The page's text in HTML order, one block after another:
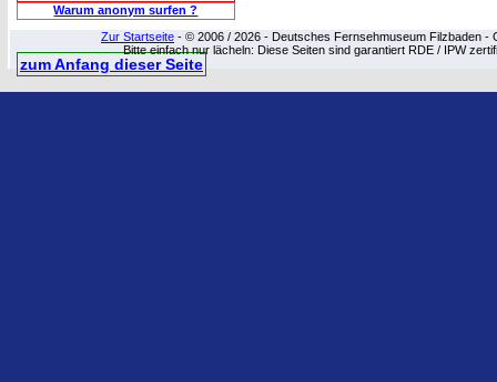
Warum anonym surfen ?
Zur Startseite - © 2006 / 2026 - Deutsches Fernsehmuseum Filzbaden -
Bitte einfach nur lächeln: Diese Seiten sind garantiert RDE / IPW
zum Anfang dieser Seite